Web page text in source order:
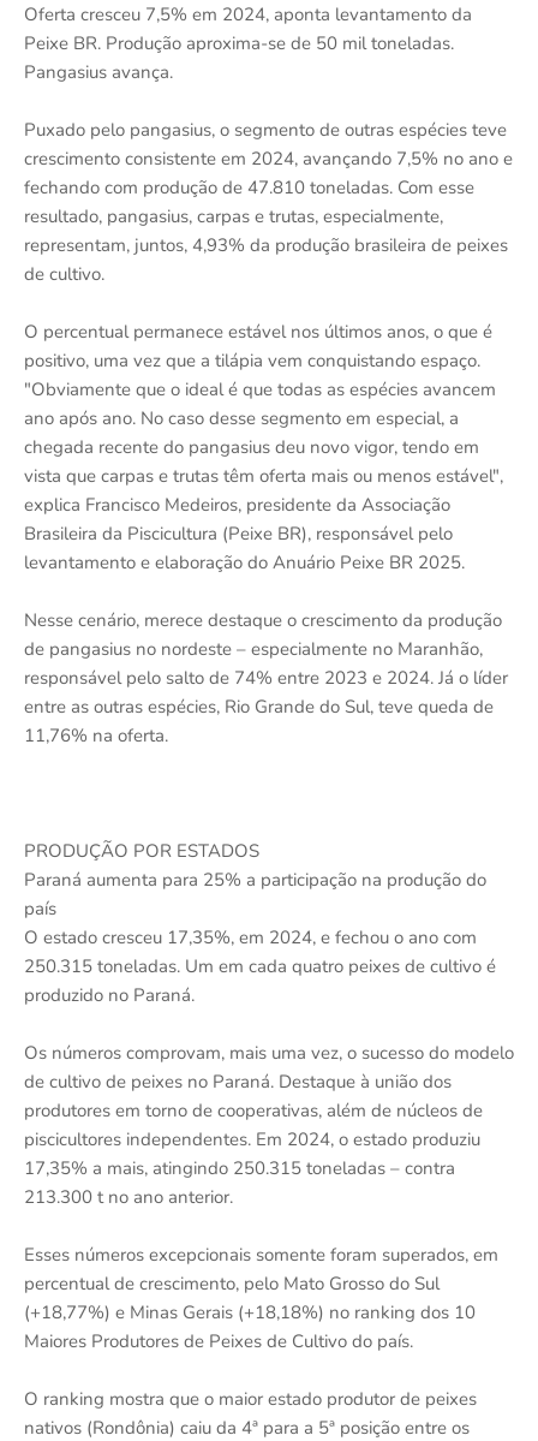
Oferta cresceu 7,5% em 2024, aponta levantamento da
Peixe BR. Produção aproxima-se de 50 mil toneladas.
Pangasius avança.
Puxado pelo pangasius, o segmento de outras espécies teve
crescimento consistente em 2024, avançando 7,5% no ano e
fechando com produção de 47.810 toneladas. Com esse
resultado, pangasius, carpas e trutas, especialmente,
representam, juntos, 4,93% da produção brasileira de peixes
de cultivo.
O percentual permanece estável nos últimos anos, o que é
positivo, uma vez que a tilápia vem conquistando espaço.
"Obviamente que o ideal é que todas as espécies avancem
ano após ano. No caso desse segmento em especial, a
chegada recente do pangasius deu novo vigor, tendo em
vista que carpas e trutas têm oferta mais ou menos estável",
explica Francisco Medeiros, presidente da Associação
Brasileira da Piscicultura (Peixe BR), responsável pelo
levantamento e elaboração do Anuário Peixe BR 2025.
Nesse cenário, merece destaque o crescimento da produção
de pangasius no nordeste – especialmente no Maranhão,
responsável pelo salto de 74% entre 2023 e 2024. Já o líder
entre as outras espécies, Rio Grande do Sul, teve queda de
11,76% na oferta.
PRODUÇÃO POR ESTADOS
Paraná aumenta para 25% a participação na produção do
país
O estado cresceu 17,35%, em 2024, e fechou o ano com
250.315 toneladas. Um em cada quatro peixes de cultivo é
produzido no Paraná.
Os números comprovam, mais uma vez, o sucesso do modelo
de cultivo de peixes no Paraná. Destaque à união dos
produtores em torno de cooperativas, além de núcleos de
piscicultores independentes. Em 2024, o estado produziu
17,35% a mais, atingindo 250.315 toneladas – contra
213.300 t no ano anterior.
Esses números excepcionais somente foram superados, em
percentual de crescimento, pelo Mato Grosso do Sul
(+18,77%) e Minas Gerais (+18,18%) no ranking dos 10
Maiores Produtores de Peixes de Cultivo do país.
O ranking mostra que o maior estado produtor de peixes
nativos (Rondônia) caiu da 4ª para a 5ª posição entre os